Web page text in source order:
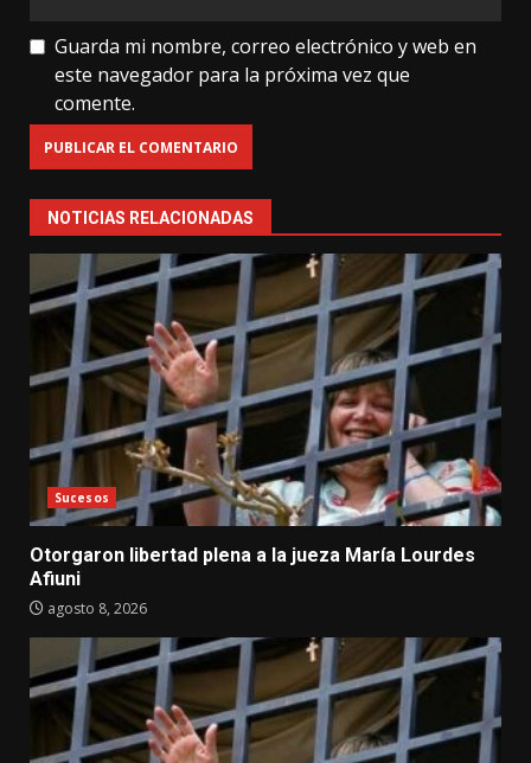
Guarda mi nombre, correo electrónico y web en
este navegador para la próxima vez que
comente.
NOTICIAS RELACIONADAS
Sucesos
Otorgaron libertad plena a la jueza María Lourdes
Afiuni
agosto 8, 2026